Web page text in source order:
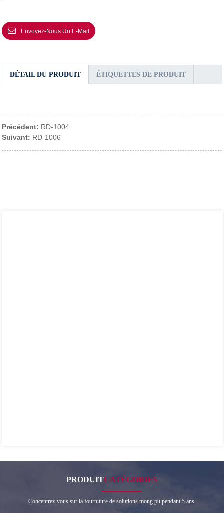
Envoyez-Nous Un E-Mail
DÉTAIL DU PRODUIT ÉTIQUETTES DE PRODUIT
Précédent: RD-1004
Suivant: RD-1006
PRODUITCATÉGORIES
Concentrez-vous sur la fourniture de solutions mong pu pendant 5 ans.